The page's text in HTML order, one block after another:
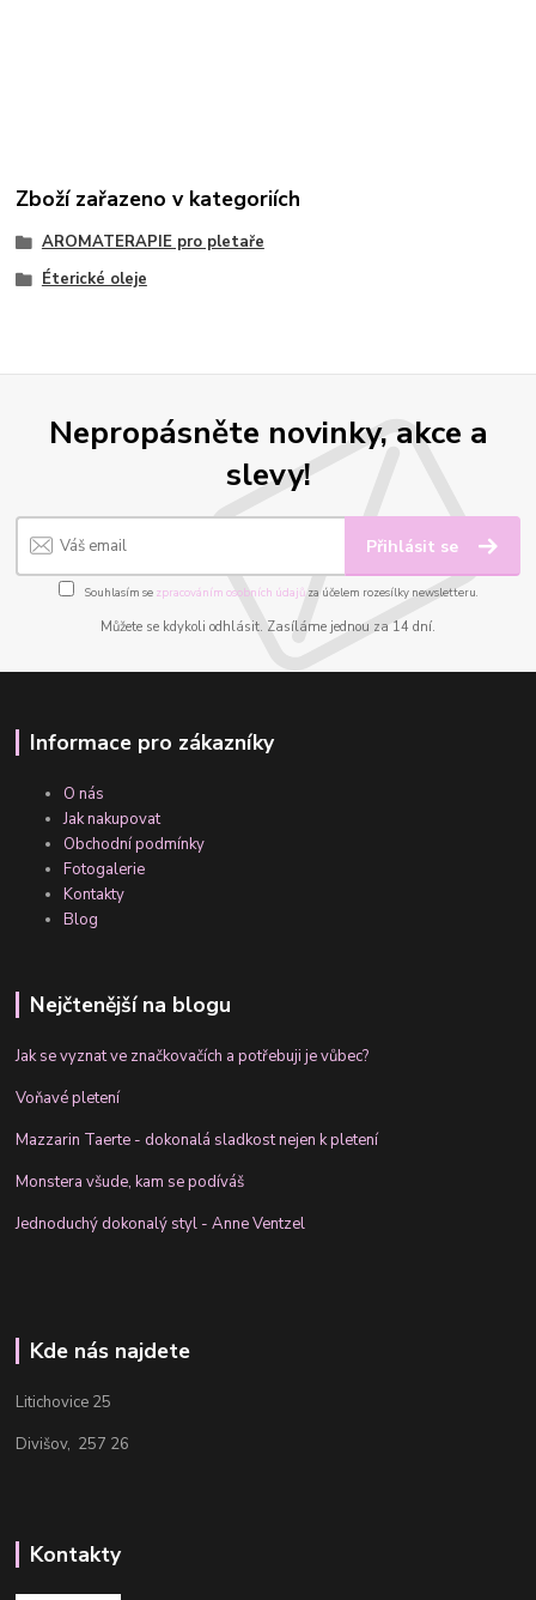
Zboží zařazeno v kategoriích
AROMATERAPIE pro pletaře
Éterické oleje
Nepropásněte novinky, akce a
slevy!
Přihlásit se
Souhlasím se zpracováním osobních údajůza účelem rozesílky newsletteru.
Můžete se kdykoli odhlásit. Zasíláme jednou za 14 dní.
Informace pro zákazníky
O nás
Jak nakupovat
Obchodní podmínky
Fotogalerie
Kontakty
Blog
Nejčtenější na blogu
Jak se vyznat ve značkovačích a potřebuji je vůbec?
Voňavé pletení
Mazzarin Taerte - dokonalá sladkost nejen k pletení
Monstera všude, kam se podíváš
Jednoduchý dokonalý styl - Anne Ventzel
Kde nás najdete
Litichovice 25
Divišov, 257 26
Kontakty